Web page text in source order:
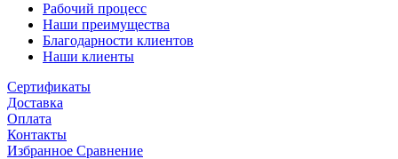
Рабочий процесс
Наши преимущества
Благодарности клиентов
Наши клиенты
Сертификаты
Доставка
Оплата
Контакты
Избранное Сравнение